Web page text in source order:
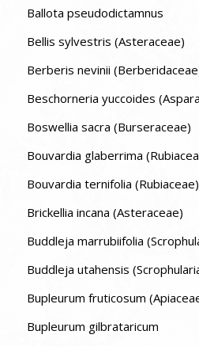
Ballota pseudodictamnus
Bellis sylvestris (Asteraceae)
Berberis nevinii
Beschorneria yuccoides
Boswellia sacra (Burseraceae)
Bouvardia glaberrima
Bouvardia ternifolia (Rubiaceae)
Brickellia incana (Asteraceae)
Buddleja marrubiifolia
Buddleja utahensis
Bupleurum fruticosum
Bupleurum gilbrataricum